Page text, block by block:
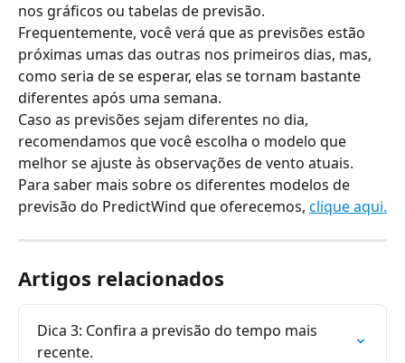
nos gráficos ou tabelas de previsão.
Frequentemente, você verá que as previsões estão
próximas umas das outras nos primeiros dias, mas,
como seria de se esperar, elas se tornam bastante
diferentes após uma semana.
Caso as previsões sejam diferentes no dia,
recomendamos que você escolha o modelo que
melhor se ajuste às observações de vento atuais.
Para saber mais sobre os diferentes modelos de
previsão do PredictWind que oferecemos, clique aqui.
Artigos relacionados
Dica 3: Confira a previsão do tempo mais
recente.